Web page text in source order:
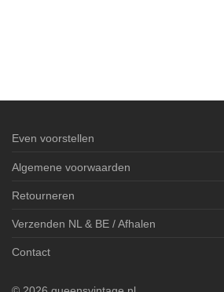
Even voorstellen
Algemene voorwaarden
Retourneren
Verzenden NL & BE / Afhalen
Contact